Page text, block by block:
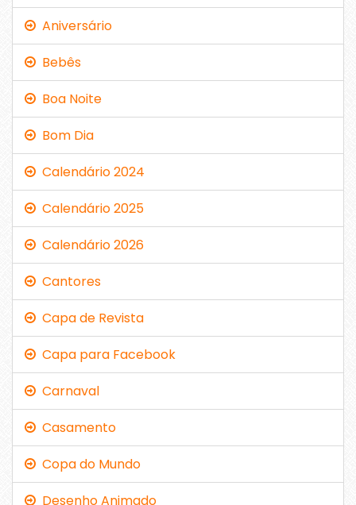
Aniversário
Bebês
Boa Noite
Bom Dia
Calendário 2024
Calendário 2025
Calendário 2026
Cantores
Capa de Revista
Capa para Facebook
Carnaval
Casamento
Copa do Mundo
Desenho Animado